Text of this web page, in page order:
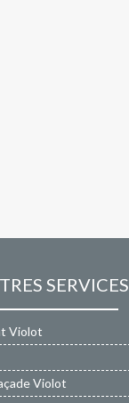
SERVICES
Violot
Violot